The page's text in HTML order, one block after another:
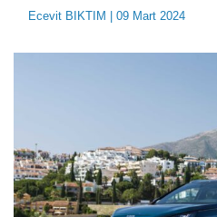
Ecevit BIKTIM | 09 Mart 2024